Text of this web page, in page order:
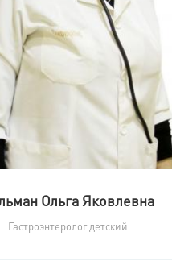
Ольга Яковлевна
Гастроэнтеролог детский